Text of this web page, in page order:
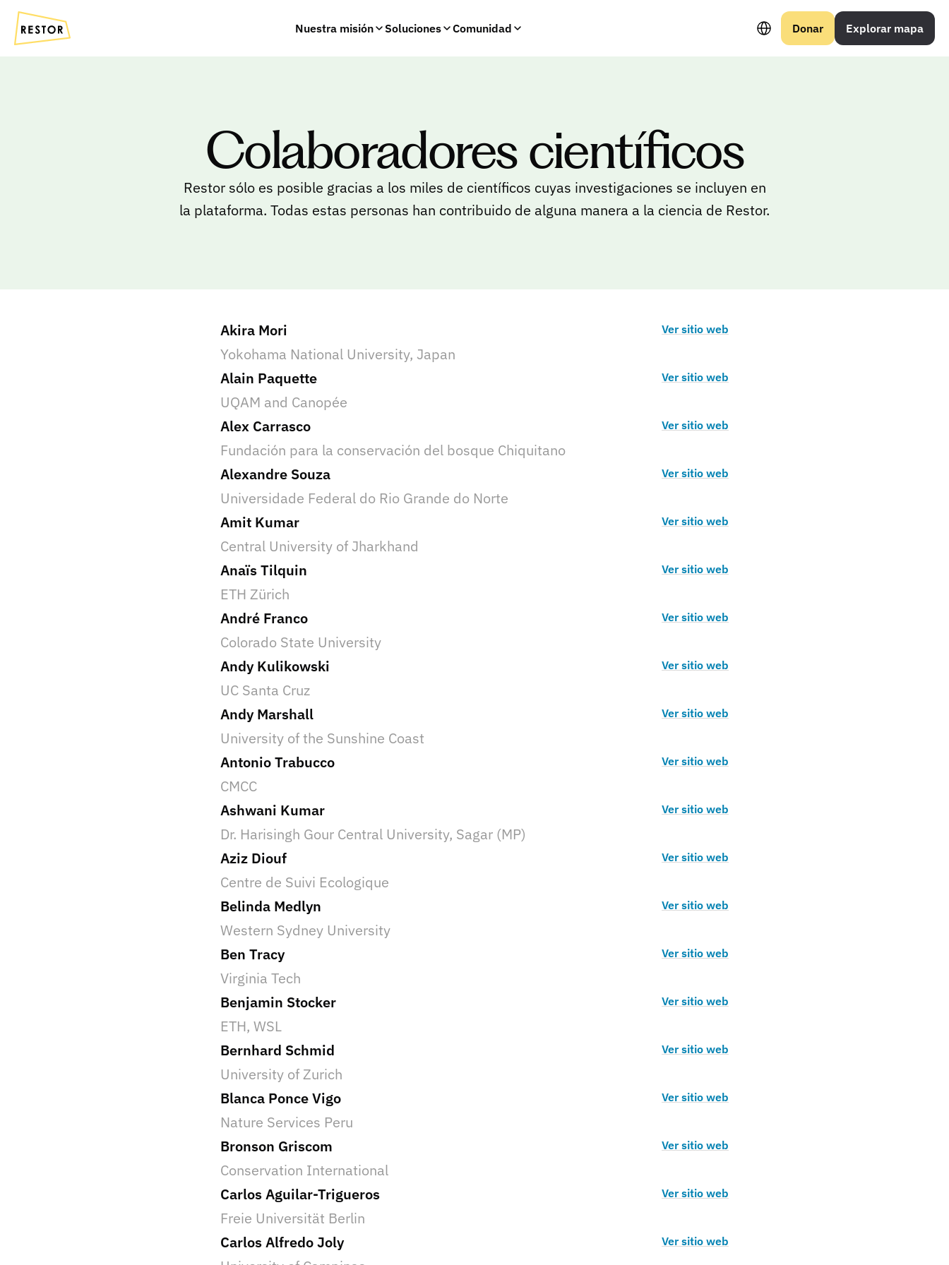
Nuestra misión Soluciones Comunidad
Select Language
Donar Explorar mapa
Colaboradores científicos
Restor sólo es posible gracias a los miles de científicos cuyas investigaciones se incluyen en
la plataforma. Todas estas personas han contribuido de alguna manera a la ciencia de Restor.
Akira Mori
Yokohama National University, Japan
Ver sitio web
Alain Paquette
UQAM and Canopée
Ver sitio web
Alex Carrasco
Fundación para la conservación del bosque Chiquitano
Ver sitio web
Alexandre Souza
Universidade Federal do Rio Grande do Norte
Ver sitio web
Amit Kumar
Central University of Jharkhand
Ver sitio web
Anaïs Tilquin
ETH Zürich
Ver sitio web
André Franco
Colorado State University
Ver sitio web
Andy Kulikowski
UC Santa Cruz
Ver sitio web
Andy Marshall
University of the Sunshine Coast
Ver sitio web
Antonio Trabucco
CMCC
Ver sitio web
Ashwani Kumar
Dr. Harisingh Gour Central University, Sagar (MP)
Ver sitio web
Aziz Diouf
Centre de Suivi Ecologique
Ver sitio web
Belinda Medlyn
Western Sydney University
Ver sitio web
Ben Tracy
Virginia Tech
Ver sitio web
Benjamin Stocker
ETH, WSL
Ver sitio web
Bernhard Schmid
University of Zurich
Ver sitio web
Blanca Ponce Vigo
Nature Services Peru
Ver sitio web
Bronson Griscom
Conservation International
Ver sitio web
Carlos Aguilar-Trigueros
Freie Universität Berlin
Ver sitio web
Carlos Alfredo Joly
Ver sitio web